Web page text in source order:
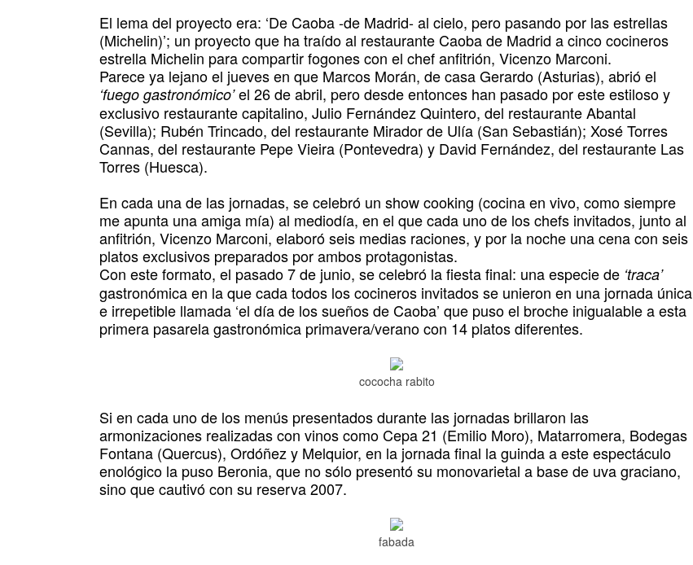
El lema del proyecto era: ‘De Caoba -de Madrid- al cielo, pero pasando por las estrellas
(Michelin)’; un proyecto que ha traído al restaurante Caoba de Madrid a cinco cocineros
estrella Michelin para compartir fogones con el chef anfitrión, Vicenzo Marconi.
Parece ya lejano el jueves en que Marcos Morán, de casa Gerardo (Asturias), abrió el
‘fuego gastronómico’el 26 de abril, pero desde entonces han pasado por este estiloso y
exclusivo restaurante capitalino, Julio Fernández Quintero, del restaurante Abantal
(Sevilla); Rubén Trincado, del restaurante Mirador de Ulía (San Sebastián); Xosé Torres
Cannas, del restaurante Pepe Vieira (Pontevedra) y David Fernández, del restaurante Las
Torres (Huesca).
En cada una de las jornadas, se celebró un show cooking (cocina en vivo, como siempre
me apunta una amiga mía) al mediodía, en el que cada uno de los chefs invitados, junto al
anfitrión, Vicenzo Marconi, elaboró seis medias raciones, y por la noche una cena con seis
platos exclusivos preparados por ambos protagonistas.
Con este formato, el pasado 7 de junio, se celebró la fiesta final: una especie de ‘traca’
gastronómica en la que cada todos los cocineros invitados se unieron en una jornada única
e irrepetible llamada ‘el día de los sueños de Caoba’ que puso el broche inigualable a esta
primera pasarela gastronómica primavera/verano con 14 platos diferentes.
cococha rabito
Si en cada uno de los menús presentados durante las jornadas brillaron las
armonizaciones realizadas con vinos como Cepa 21 (Emilio Moro), Matarromera, Bodegas
Fontana (Quercus), Ordóñez y Melquior, en la jornada final la guinda a este espectáculo
enológico la puso Beronia, que no sólo presentó su monovarietal a base de uva graciano,
sino que cautivó con su reserva 2007.
fabada